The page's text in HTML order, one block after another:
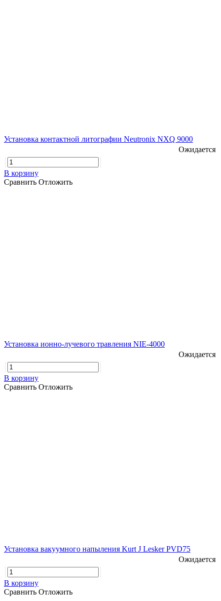
Установка контактной литографии Neutronix NXQ 9000
Ожидается
В корзину
Сравнить Отложить
Установка ионно-лучевого травления NIE-4000
Ожидается
В корзину
Сравнить Отложить
Установка вакуумного напыления Kurt J Lesker PVD75
Ожидается
В корзину
Сравнить Отложить